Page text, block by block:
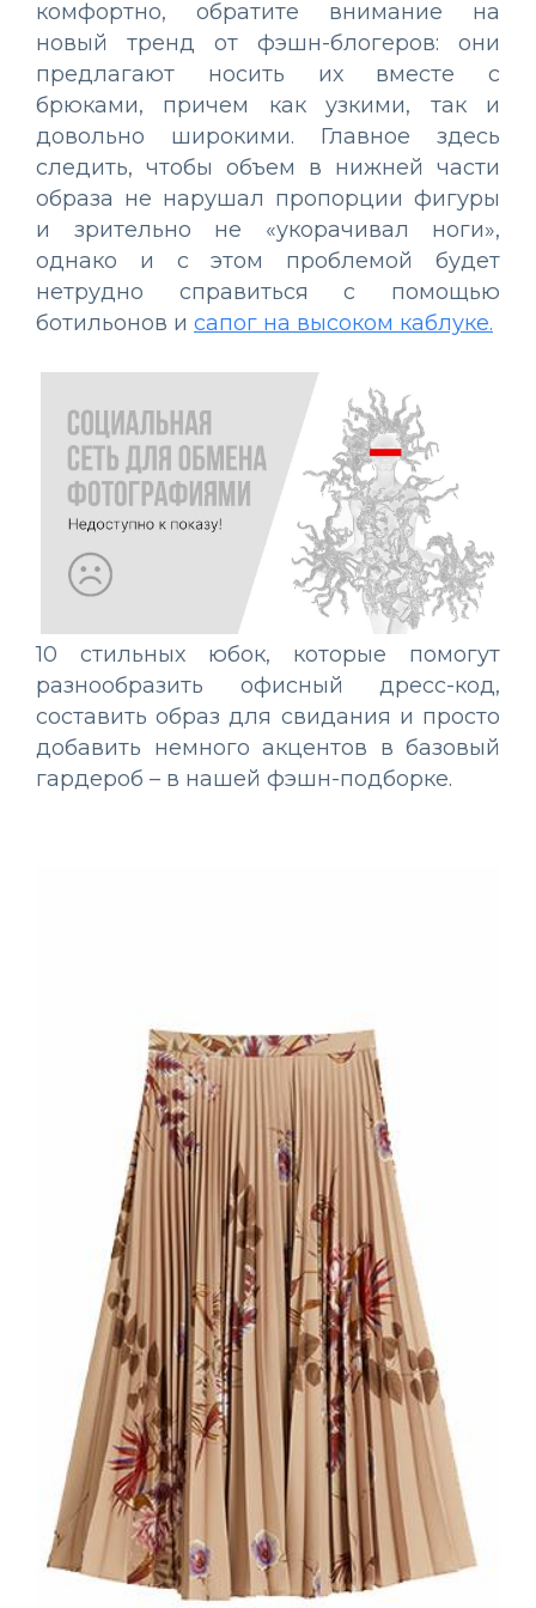
комфортно, обратите внимание на
новый тренд от фэшн-блогеров: они
предлагают носить их вместе с
брюками, причем как узкими, так и
довольно широкими. Главное здесь
следить, чтобы объем в нижней части
образа не нарушал пропорции фигуры
и зрительно не «укорачивал ноги»,
однако и с этом проблемой будет
нетрудно справиться с помощью
ботильонов и сапог на высоком каблуке.
10 стильных юбок, которые помогут
разнообразить офисный дресс-код,
составить образ для свидания и просто
добавить немного акцентов в базовый
гардероб – в нашей фэшн-подборке.